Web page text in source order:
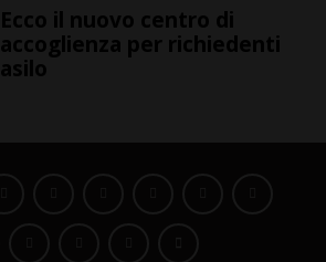
Ecco il nuovo centro di
accoglienza per richiedenti
asilo